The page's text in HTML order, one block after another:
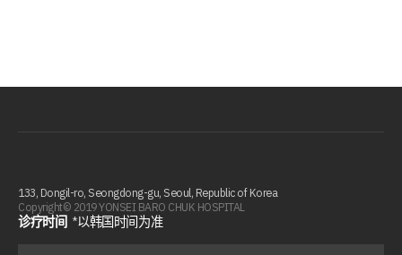
133, Dongil-ro, Seongdong-gu, Seoul, Republic of Korea
Copyright© 2019 YONSEI BARO CHUK HOSPITAL
诊疗时间 *以韩国时间为准